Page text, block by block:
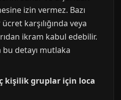
izin vermez. Bazı
karşılığında veya
ikram kabul edebilir.
bu detayı mutlaka
kişilik gruplar için loca